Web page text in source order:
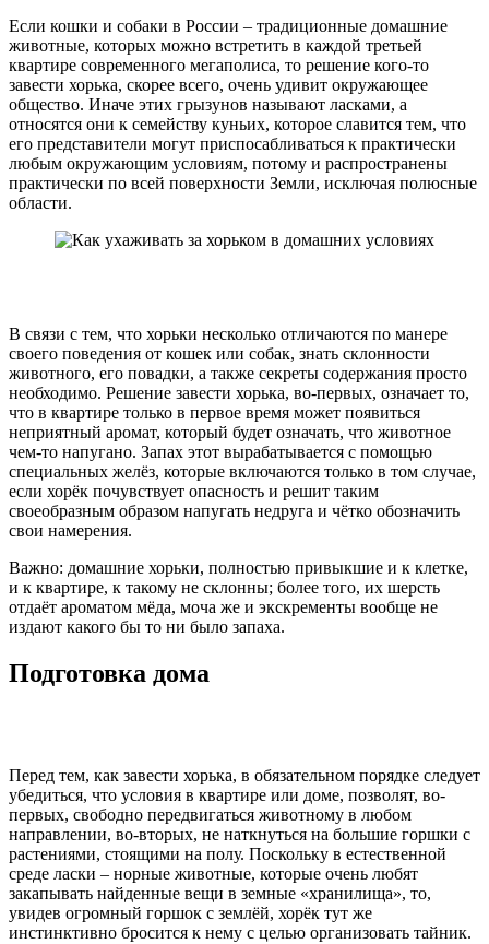
Если кошки и собаки в России – традиционные домашние
животные, которых можно встретить в каждой третьей
квартире современного мегаполиса, то решение кого-то
завести хорька, скорее всего, очень удивит окружающее
общество. Иначе этих грызунов называют ласками, а
относятся они к семейству куньих, которое славится тем, что
его представители могут приспосабливаться к практически
любым окружающим условиям, потому и распространены
практически по всей поверхности Земли, исключая полюсные
области.
В связи с тем, что хорьки несколько отличаются по манере
своего поведения от кошек или собак, знать склонности
животного, его повадки, а также секреты содержания просто
необходимо. Решение завести хорька, во-первых, означает то,
что в квартире только в первое время может появиться
неприятный аромат, который будет означать, что животное
чем-то напугано. Запах этот вырабатывается с помощью
специальных желёз, которые включаются только в том случае,
если хорёк почувствует опасность и решит таким
своеобразным образом напугать недруга и чётко обозначить
свои намерения.
Важно: домашние хорьки, полностью привыкшие и к клетке,
и к квартире, к такому не склонны; более того, их шерсть
отдаёт ароматом мёда, моча же и экскременты вообще не
издают какого бы то ни было запаха.
Подготовка дома
Перед тем, как завести хорька, в обязательном порядке следует
убедиться, что условия в квартире или доме, позволят, во-
первых, свободно передвигаться животному в любом
направлении, во-вторых, не наткнуться на большие горшки с
растениями, стоящими на полу. Поскольку в естественной
среде ласки – норные животные, которые очень любят
закапывать найденные вещи в земные «хранилища», то,
увидев огромный горшок с землёй, хорёк тут же
инстинктивно бросится к нему с целью организовать тайник.